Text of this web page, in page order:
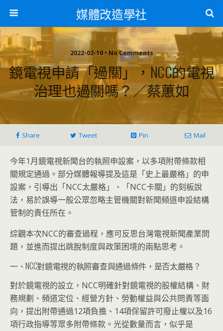
媒體改造學社
2022-02-10 • No Comments
鏡電視申請「過關」，NCC的電視
治理也過關嗎？／蔡蕙如
Share Tweet Pin Mail
今年1月鏡電視新聞台的執照申設案，以多項附帶條款相
關規定通過。部分媒體報導提及這是「史上最嚴格」的申
設案，引導出「NCC太嚴格」、「NCC卡關」的刻板說
法，易於誤導一般公眾忽略主管機關對新聞頻道申設結構
管制的責任所在。
綜觀本次NCC的審查過程，應可反思台灣電視新聞產業問
題，並進而提出跳脫制度與政策困境的兩點思考。
一、NCC對鏡電視的執照審查與通過條件，是否太嚴格？
對於鏡電視的設立，NCC明確針對鏡電視的股權結構、財
務規劃、頻道定位、經營方針、勞動權益與公共問責等面
向，提出附帶通過12項負擔、14項保留許可廢止權以及16
項行政指導等眾多附帶條款。光從數量而言，似乎是